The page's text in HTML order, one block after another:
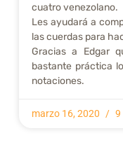
cuatro venezolano.
Les ayudará a
las cuerdas para
Gracias a Edgar
bastante práctica
notaciones.
marzo 16, 2020 9